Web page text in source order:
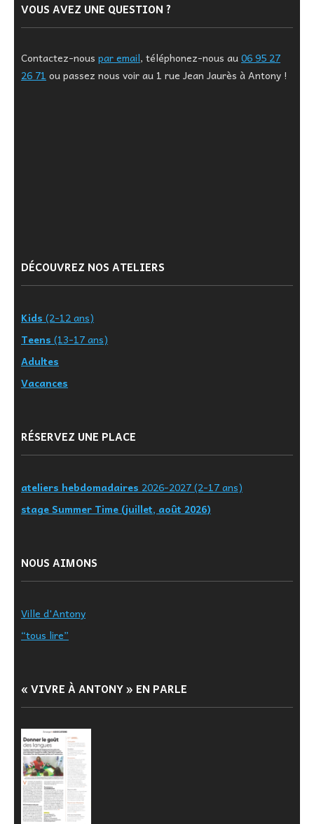
VOUS AVEZ UNE QUESTION ?
Contactez-nous par email, téléphonez-nous au06 95 27
26 71 ou passez nous voir au 1 rue Jean Jaurès à Antony !
DÉCOUVREZ NOS ATELIERS
Kids (2-12 ans)
Teens (13-17 ans)
Adultes
Vacances
RÉSERVEZ UNE PLACE
ateliers hebdomadaires 2026-2027 (2-17 ans)
stage Summer Time (juillet, août 2026)
NOUS AIMONS
Ville d'Antony
“tous lire”
« VIVRE À ANTONY » EN PARLE